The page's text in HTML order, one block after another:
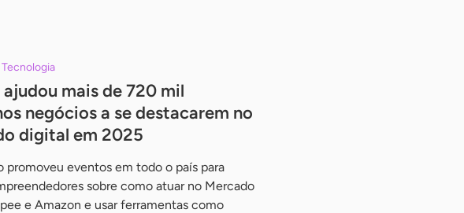
ajudou mais de 720 mil
negócios a se destacarem no
digital em 2025
promoveu eventos em todo o país para
sobre como atuar no Mercado
e Amazon e usar ferramentas como